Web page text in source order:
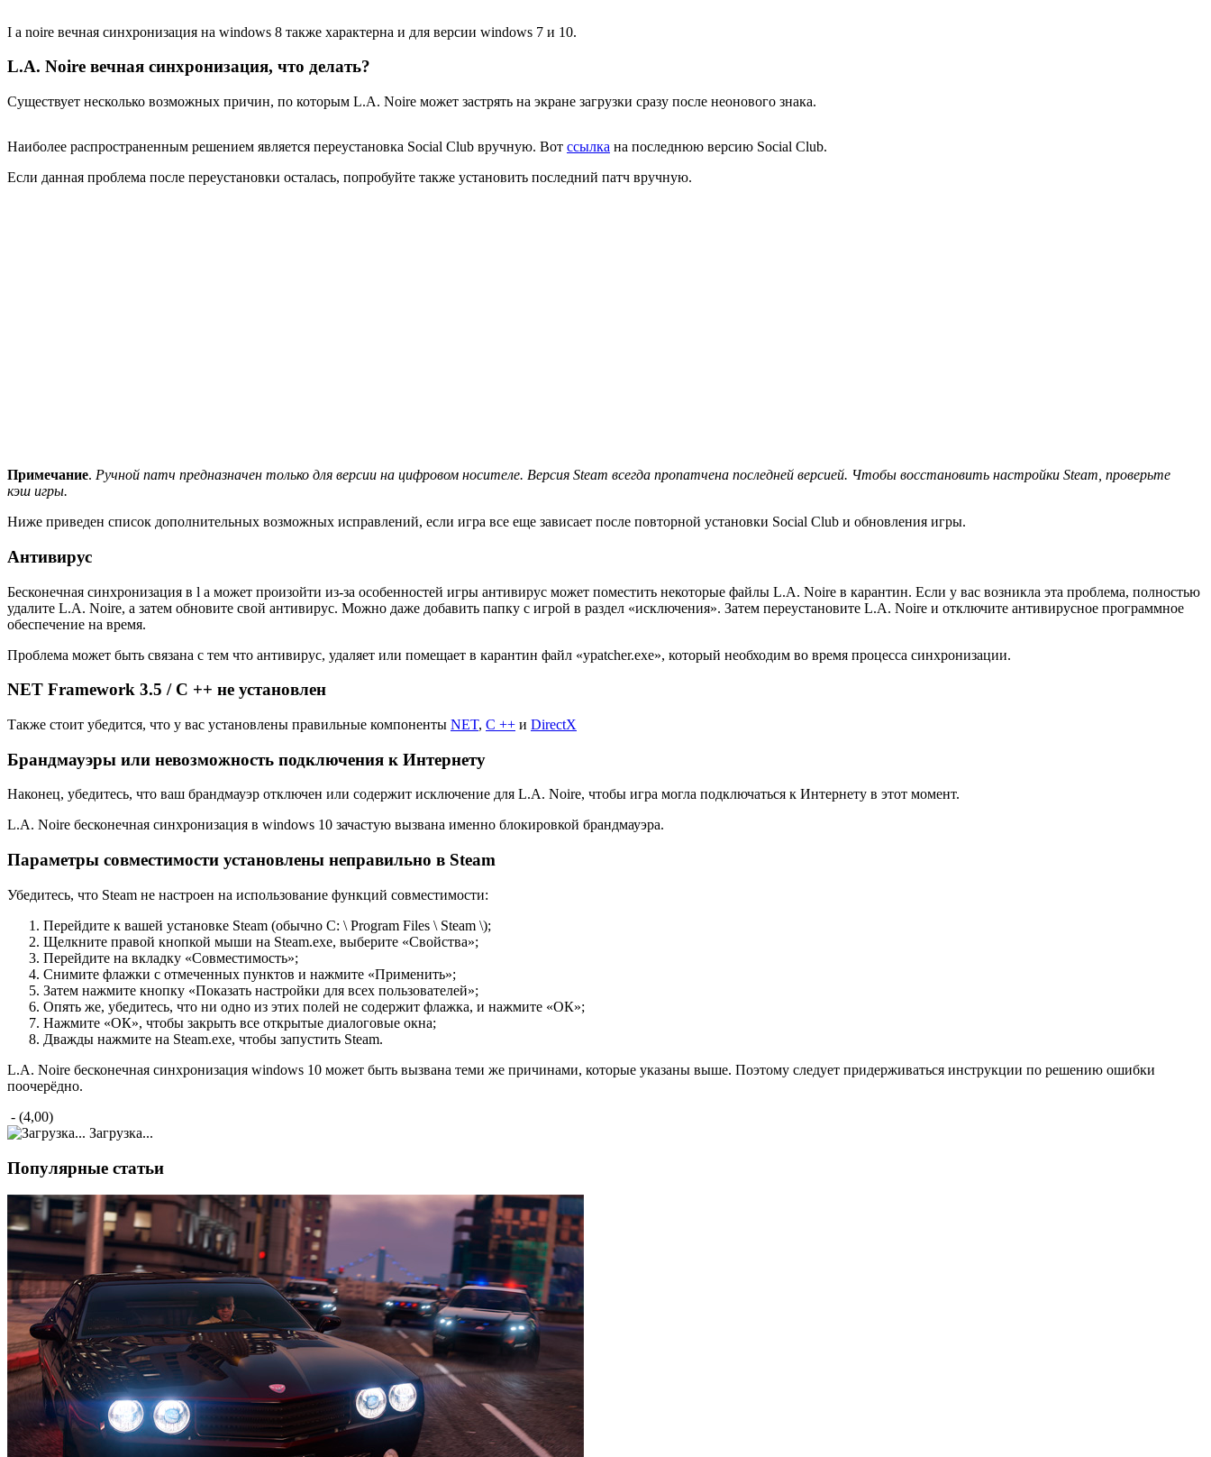
I a noire вечная синхронизация на windows 8 также характерна и для версии windows 7 и 10.
L.A. Noire вечная синхронизация, что делать?
Существует несколько возможных причин, по которым L.A. Noire может застрять на экране загрузки сразу после неонового знака.
Наиболее распространенным решением является переустановка Social Club вручную. Вот ссылка на последнюю версию Social Club.
Если данная проблема после переустановки осталась, попробуйте также установить последний патч вручную.
Примечание. Ручной патч предназначен только для версии на цифровом носителе. Версия Steam всегда пропатчена последней версией. Чтобы восстановить настройки Steam, проверьте
кэш игры.
Ниже приведен список дополнительных возможных исправлений, если игра все еще зависает после повторной установки Social Club и обновления игры.
Антивирус
Бесконечная синхронизация в l a может произойти из-за особенностей игры антивирус может поместить некоторые файлы L.A. Noire в карантин. Если у вас возникла эта проблема, полностью
удалите L.A. Noire, а затем обновите свой антивирус. Можно даже добавить папку с игрой в раздел «исключения». Затем переустановите L.A. Noire и отключите антивирусное программное
обеспечение на время.
Проблема может быть связана с тем что антивирус, удаляет или помещает в карантин файл «ypatcher.exe», который необходим во время процесса синхронизации.
NET Framework 3.5 / C ++ не установлен
Также стоит убедится, что у вас установлены правильные компоненты NET, C ++ и DirectX
Брандмауэры или невозможность подключения к Интернету
Наконец, убедитесь, что ваш брандмауэр отключен или содержит исключение для L.A. Noire, чтобы игра могла подключаться к Интернету в этот момент.
L.A. Noire бесконечная синхронизация в windows 10 зачастую вызвана именно блокировкой брандмауэра.
Параметры совместимости установлены неправильно в Steam
Убедитесь, что Steam не настроен на использование функций совместимости:
Перейдите к вашей установке Steam (обычно C: \ Program Files \ Steam \);
Щелкните правой кнопкой мыши на Steam.exe, выберите «Свойства»;
Перейдите на вкладку «Совместимость»;
Снимите флажки с отмеченных пунктов и нажмите «Применить»;
Затем нажмите кнопку «Показать настройки для всех пользователей»;
Опять же, убедитесь, что ни одно из этих полей не содержит флажка, и нажмите «ОК»;
Нажмите «ОК», чтобы закрыть все открытые диалоговые окна;
Дважды нажмите на Steam.exe, чтобы запустить Steam.
L.A. Noire бесконечная синхронизация windows 10 может быть вызвана теми же причинами, которые указаны выше. Поэтому следует придерживаться инструкции по решению ошибки
поочерёдно.
- (4,00)
Загрузка...
Популярные статьи